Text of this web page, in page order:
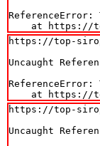
at https://
https://top-
Uncaught
at https://
https://top-
Uncaught